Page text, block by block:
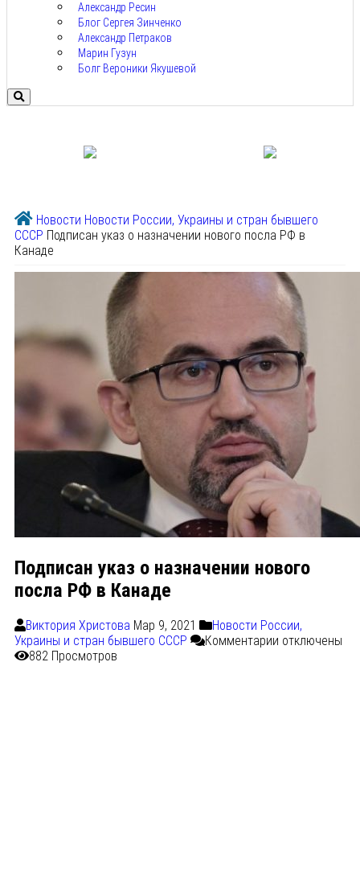
Александр Ресин
Блог Сергея Зинченко
Александр Петраков
Марин Гузун
Болг Вероники Якушевой
Новости Новости России, Украины и стран бывшего
СССР Подписан указ о назначении нового посла РФ в
Канаде
Подписан указ о назначении нового
посла РФ в Канаде
Виктория Христова Мар 9, 2021
Новости России,
Украины и стран бывшего СССР
Комментарии отключены
882 Просмотров